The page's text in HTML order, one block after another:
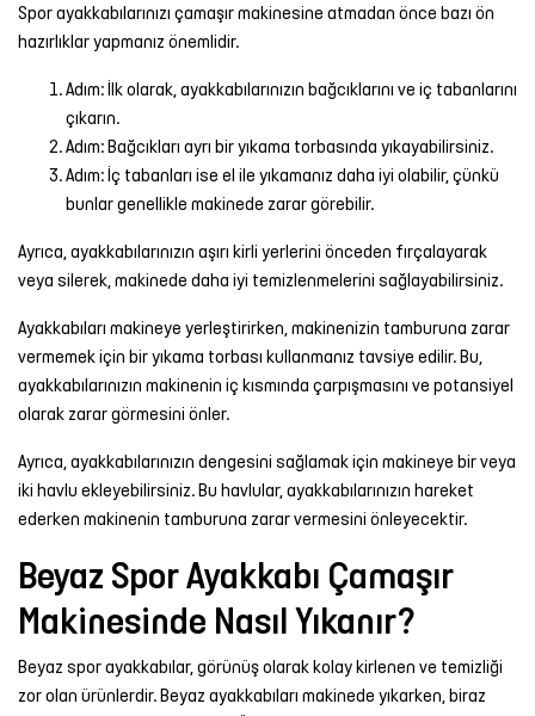
Spor ayakkabılarınızı çamaşır makinesine atmadan önce bazı ön
hazırlıklar yapmanız önemlidir.
Adım: İlk olarak, ayakkabılarınızın bağcıklarını ve iç tabanlarını
çıkarın.
Adım: Bağcıkları ayrı bir yıkama torbasında yıkayabilirsiniz.
Adım: İç tabanları ise el ile yıkamanız daha iyi olabilir, çünkü
bunlar genellikle makinede zarar görebilir.
Ayrıca, ayakkabılarınızın aşırı kirli yerlerini önceden fırçalayarak
veya silerek, makinede daha iyi temizlenmelerini sağlayabilirsiniz.
Ayakkabıları makineye yerleştirirken, makinenizin tamburuna zarar
vermemek için bir yıkama torbası kullanmanız tavsiye edilir. Bu,
ayakkabılarınızın makinenin iç kısmında çarpışmasını ve potansiyel
olarak zarar görmesini önler.
Ayrıca, ayakkabılarınızın dengesini sağlamak için makineye bir veya
iki havlu ekleyebilirsiniz. Bu havlular, ayakkabılarınızın hareket
ederken makinenin tamburuna zarar vermesini önleyecektir.
Beyaz Spor Ayakkabı Çamaşır
Makinesinde Nasıl Yıkanır?
Beyaz spor ayakkabılar, görünüş olarak kolay kirlenen ve temizliği
zor olan ürünlerdir. Beyaz ayakkabıları makinede yıkarken, biraz